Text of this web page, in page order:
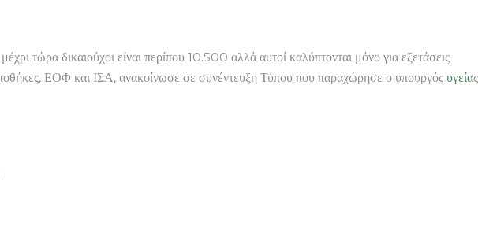
τώρα δικαιούχοι είναι περίπου 10.500 αλλά αυτοί καλύπτονται μόνο για εξετάσεις
ΕΟΦ και ΙΣΑ, ανακοίνωσε σε συνέντευξη Τύπου που παραχώρησε ο υπουργός υγείας